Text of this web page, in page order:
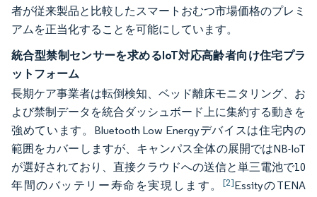
者が従来製品と比較したスマートおむつ市場価格のプレミ
アムを正当化することを可能にしています。
統合型禁制センサーを求めるIoT対応高齢者向け住宅プラ
ットフォーム
長期ケア事業者は転倒検知、ベッド離床モニタリング、お
よび禁制データを統合ダッシュボード上に集約する動きを
強めています。Bluetooth Low Energyデバイスは住宅内の
範囲をカバーしますが、キャンパス全体の展開ではNB-IoT
が選好されており、直接クラウドへの送信と単三電池で10
年間のバッテリー寿命を実現します。 [2]EssityのTENA